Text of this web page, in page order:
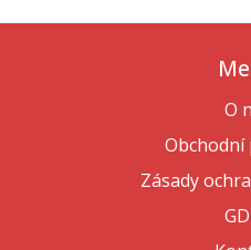
O
Obchodní
Zásady